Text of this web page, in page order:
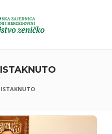
ISTAKNUTO
ISTAKNUTO